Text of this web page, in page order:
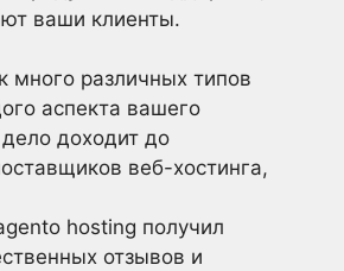
ваши клиенты.
много различных типов
аспекта вашего
доходит до
веб-хостинга,
hosting получил
отзывов и